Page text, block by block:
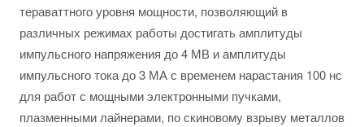
тераваттного уровня мощности, позволяющий в
различных режимах работы достигать амплитуды
импульсного напряжения до 4 МВ и амплитуды
импульсного тока до 3 МА с временем нарастания 100 нс
для работ с мощными электронными пучками,
плазменными лайнерами, по скиновому взрыву металлов